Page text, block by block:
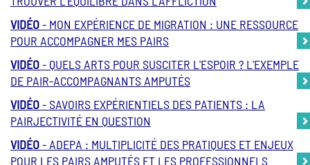
VIDÉO- MON EXPÉRIENCE DE MIGRATION : UNE RESSOURCE
POUR ACCOMPAGNER MES PAIRS
VIDÉO- QUELS ARTS POUR SUSCITER L'ESPOIR ? L'EXEMPLE
DE PAIR-ACCOMPAGNANTS AMPUTÉS
VIDÉO- SAVOIRS EXPÉRIENTIELS DES PATIENTS : LA
PAIRJECTIVITÉ EN QUESTION
VIDÉO- ADEPA : MULTIPLICITÉ DES PRATIQUES ET ENJEUX
POUR LES PAIRS AMPUTÉS ET LES PROFESSIONNELS